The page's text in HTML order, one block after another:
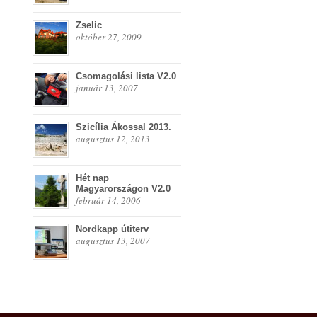
Zselic
október 27, 2009
Csomagolási lista V2.0
január 13, 2007
Szicília Ákossal 2013.
augusztus 12, 2013
Hét nap
Magyarországon V2.0
február 14, 2006
Nordkapp útiterv
augusztus 13, 2007